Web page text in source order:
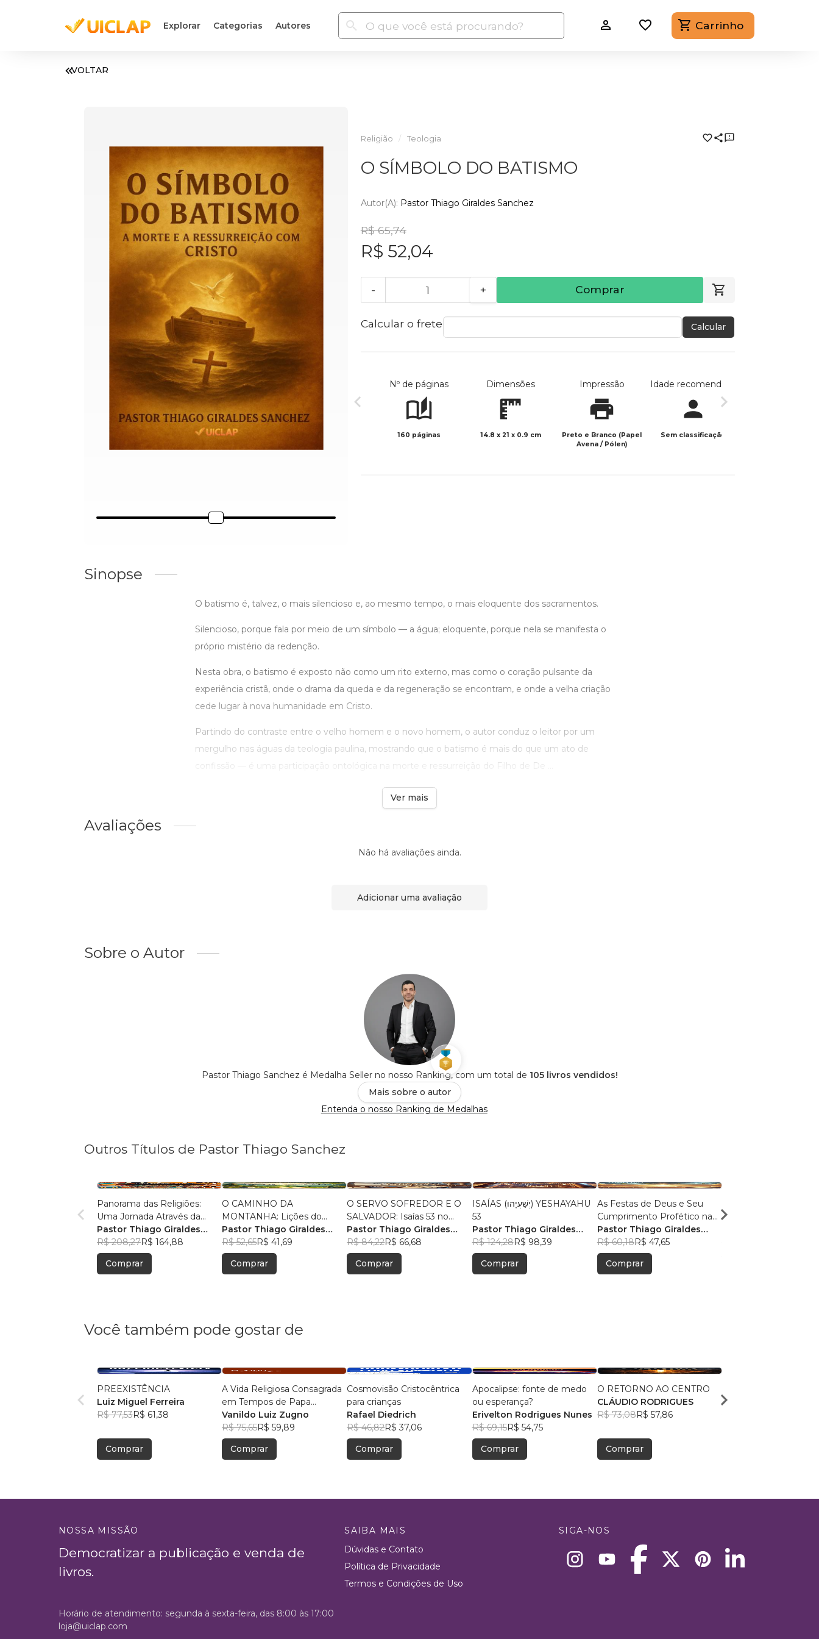
Explorar Categorias Autores Carrinho
VOLTAR
Religião Teologia
O SÍMBOLO DO BATISMO
Autor(a): Pastor Thiago Giraldes Sanchez
R$ 65,74
R$ 52,04
- + Comprar
Calcular o frete Calcular
Nº de páginas
160 páginas
Dimensões
14.8 x 21 x 0.9 cm
Impressão
Preto e Branco (Papel
Avena / Pólen)
Idade recomendada
Sem classificação
Sinopse
O batismo é, talvez, o mais silencioso e, ao mesmo tempo, o mais eloquente dos sacramentos.
Silencioso, porque fala por meio de um símbolo — a água; eloquente, porque nela se manifesta o
próprio mistério da redenção.
Nesta obra, o batismo é exposto não como um rito externo, mas como o coração pulsante da
experiência cristã, onde o drama da queda e da regeneração se encontram, e onde a velha criação
cede lugar à nova humanidade em Cristo.
Partindo do contraste entre o velho homem e o novo homem, o autor conduz o leitor por um
mergulho nas águas da teologia paulina, mostrando que o batismo é mais do que um ato de
confissão — é uma participação ontológica na morte e ressurreição do Filho de De ...
Ver mais
Avaliações
Não há avaliações ainda.
Adicionar uma avaliação
Sobre o Autor
Pastor Thiago Sanchez é Medalha Seller no nosso Ranking, com um total de 105 livros vendidos!
Mais sobre o autor
Entenda o nosso Ranking de Medalhas
Outros Títulos de Pastor Thiago Sanchez
Panorama das Religiões:
Uma Jornada Através da
Diversidade Espiritual
Pastor Thiago Giraldes
Sanchez
R$ 208,27R$ 164,88
Comprar
O CAMINHO DA
MONTANHA: Lições do
Sermão de Jesus
Pastor Thiago Giraldes
Sanchez
R$ 52,65R$ 41,69
Comprar
O SERVO SOFREDOR E O
SALVADOR: Isaías 53 no
Novo Testamento
Pastor Thiago Giraldes
Sanchez
R$ 84,22R$ 66,68
Comprar
ISAÍAS (יְשַׁעְיָהוּ) YESHAYAHU
53
Pastor Thiago Giraldes
Sanchez
R$ 124,28R$ 98,39
Comprar
As Festas de Deus e Seu
Cumprimento Profético na
Igreja
Pastor Thiago Giraldes
Sanchez
R$ 60,18R$ 47,65
Comprar
Compreensão e
Você também pode gostar de
PREEXISTÊNCIA
Luiz Miguel Ferreira
R$ 77,53R$ 61,38
Comprar
A Vida Religiosa Consagrada
em Tempos de Papa
Francisco
Vanildo Luiz Zugno
R$ 75,65R$ 59,89
Comprar
Cosmovisão Cristocêntrica
para crianças
Rafael Diedrich
R$ 46,82R$ 37,06
Comprar
Apocalipse: fonte de medo
ou esperança?
Erivelton Rodrigues Nunes
R$ 69,15R$ 54,75
Comprar
O RETORNO AO CENTRO
CLÁUDIO RODRIGUES
R$ 73,08R$ 57,86
Comprar
Malik El Shaddai
NOSSA MISSÃO
Democratizar a publicação e venda de
livros.
SAIBA MAIS
Dúvidas e Contato
Política de Privacidade
Termos e Condições de Uso
SIGA-NOS
Horário de atendimento: segunda à sexta-feira, das 8:00 às 17:00
loja@uiclap.com